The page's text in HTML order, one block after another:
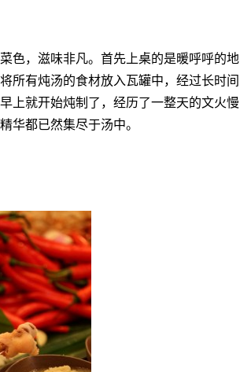
色，滋味非凡。首先上桌的是暖呼呼的地
所有炖汤的食材放入瓦罐中，经过长时间
上就开始炖制了，经历了一整天的文火慢
华都已然集尽于汤中。